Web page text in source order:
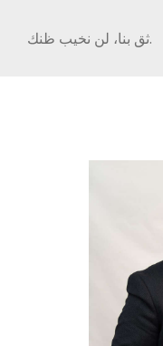
ثق بنا، لن نخيب ظنك.